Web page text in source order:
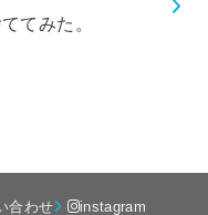
てみた。
合わせ instagram